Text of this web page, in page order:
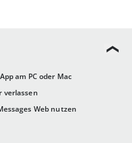
am PC oder Mac
verlassen
Web nutzen